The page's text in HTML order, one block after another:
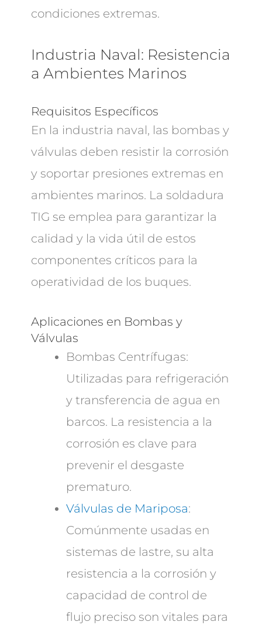
condiciones extremas.
Industria Naval: Resistencia
a Ambientes Marinos
Requisitos Específicos
En la industria naval, las bombas y
válvulas deben resistir la corrosión
y soportar presiones extremas en
ambientes marinos. La soldadura
TIG se emplea para garantizar la
calidad y la vida útil de estos
componentes críticos para la
operatividad de los buques.
Aplicaciones en Bombas y
Válvulas
Bombas Centrífugas:
Utilizadas para refrigeración
y transferencia de agua en
barcos. La resistencia a la
corrosión es clave para
prevenir el desgaste
prematuro.
Válvulas de Mariposa:
Comúnmente usadas en
sistemas de lastre, su alta
resistencia a la corrosión y
capacidad de control de
flujo preciso son vitales para